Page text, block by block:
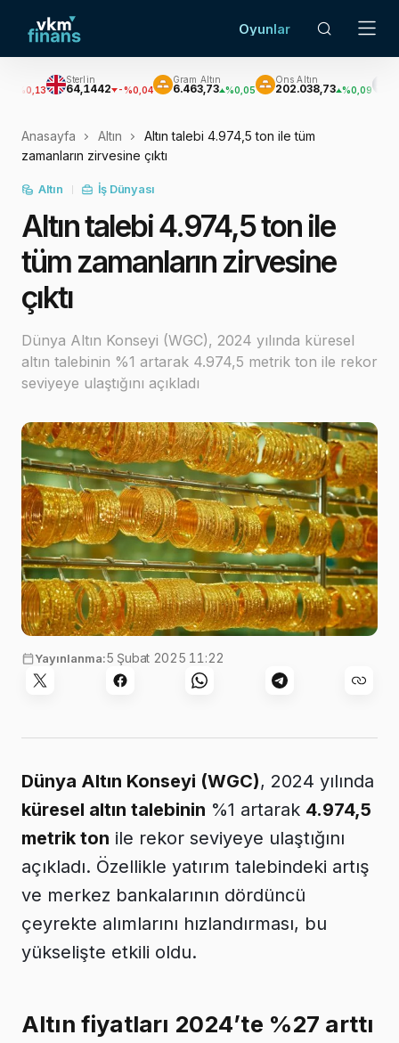
Oyunlar
64,1442 -%0,04
Gram Altın
6.463,73 %0,05
Ons Altın
202.038,73 %0,09 2.931,32
Anasayfa Altın
Altın talebi 4.974,5 ton ile tüm
zamanların zirvesine çıktı
Altın İş Dünyası
Altın talebi 4.974,5 ton ile
tüm zamanların zirvesine
çıktı
Dünya Altın Konseyi (WGC), 2024 yılında küresel
altın talebinin %1 artarak 4.974,5 metrik ton ile rekor
seviyeye ulaştığını açıkladı
Görsel: Saj Shafique
Yayınlanma:5 Şubat 2025 11:22
Dünya Altın Konseyi (WGC), 2024 yılında
küresel altın talebinin %1 artarak 4.974,5
metrik ton ile rekor seviyeye ulaştığını
açıkladı. Özellikle yatırım talebindeki artış
ve merkez bankalarının dördüncü
çeyrekte alımlarını hızlandırması, bu
yükselişte etkili oldu.
Altın fiyatları 2024’te %27 arttı